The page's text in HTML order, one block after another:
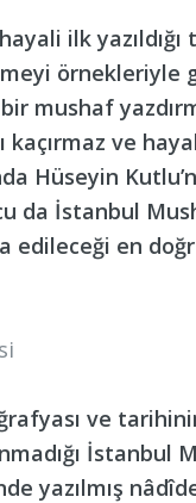
ilk
örnekleriyle
bir mushaf
ve
Hüseyin
da İstanbul
en
ve
İstanbul
yazılmış